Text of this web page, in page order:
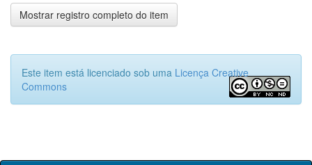
Mostrar registro completo do item
Este item está licenciado sob uma Licença Creative
Commons